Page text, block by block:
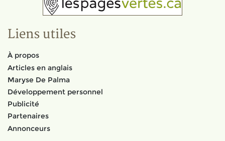
Liens utiles
À propos
Articles en anglais
Maryse De Palma
Développement personnel
Publicité
Partenaires
Annonceurs